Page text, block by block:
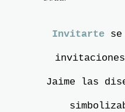
Invitarte
Jaime las